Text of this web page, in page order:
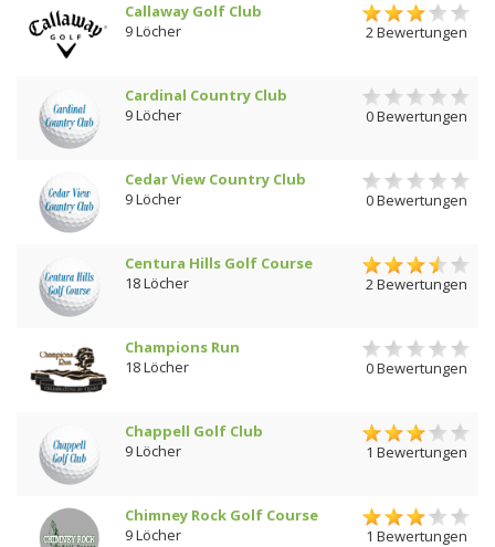
Callaway Golf Club
9 Löcher
2 Bewertungen
Cardinal Country Club
9 Löcher
0 Bewertungen
Cedar View Country Club
9 Löcher
0 Bewertungen
Centura Hills Golf Course
18 Löcher
2 Bewertungen
Champions Run
18 Löcher
0 Bewertungen
Chappell Golf Club
9 Löcher
1 Bewertungen
Chimney Rock Golf Course
9 Löcher
1 Bewertungen